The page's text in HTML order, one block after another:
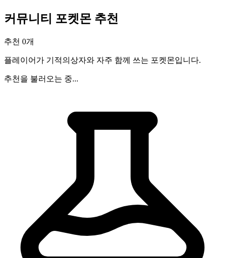
커뮤니티 포켓몬 추천
추천 0개
플레이어가 기적의상자와 자주 함께 쓰는 포켓몬입니다.
추천을 불러오는 중...